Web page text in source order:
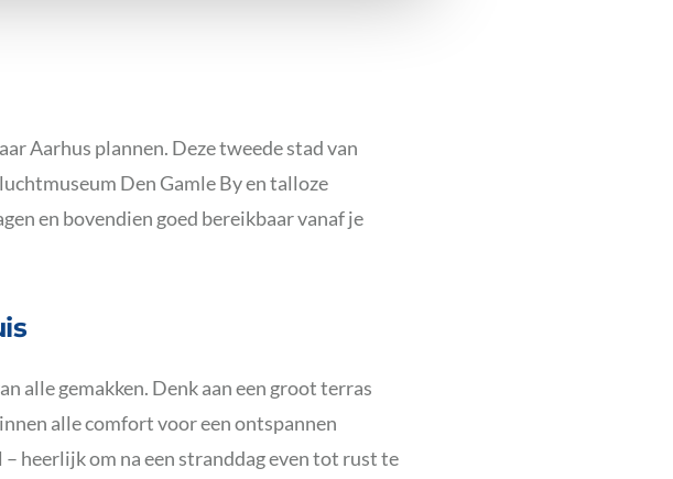
Aarhus plannen. Deze tweede stad van
Den Gamle By en talloze
en bovendien goed bereikbaar vanaf je
alle gemakken. Denk aan een groot terras
alle comfort voor een ontspannen
heerlijk om na een stranddag even tot rust te